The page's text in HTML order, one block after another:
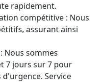
rapidement.
compétitive : Nous
assurant ainsi
Nous sommes
7 jours sur 7 pour
Service